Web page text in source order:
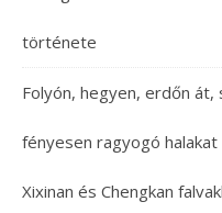
története
Folyón, hegyen, erdőn
fényesen ragyogó
Xixinan és Chengkan